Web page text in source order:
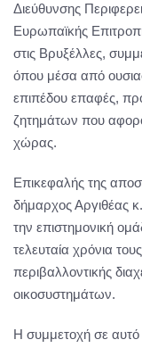
Διεύθυνσης
Ευρωπαϊκής
στις Βρυξέλλες,
όπου μέσα από
επιπέδου επαφές,
ζητημάτων που
χώρας.
Επικεφαλής της
δήμαρχος Αργιθέας
την επιστημονική
τελευταία χρόνια
περιβαλλοντικής
οικοσυστημάτων.
Η συμμετοχή σε